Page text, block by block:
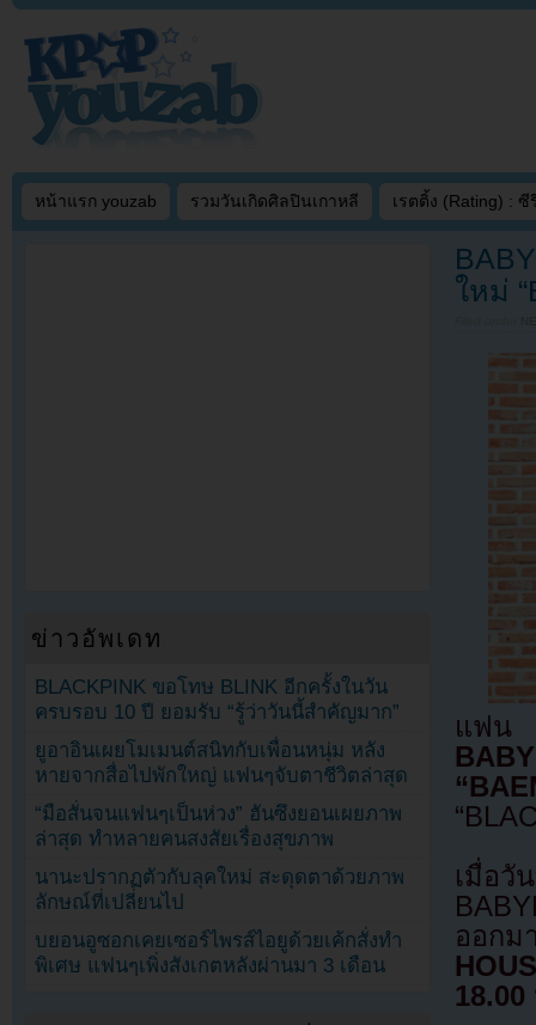
หน้าแรก youzab รวมวันเกิดศิลปินเกาหลี เรตติ้ง (Rating) : ซี
ใหม่
แฟน
เมื่อ
ออก
ข่าวอัพเดท
BLACKPINK ขอโทษ BLINK อีกครั้งในวัน
ครบรอบ 10 ปี ยอมรับ “รู้ว่าวันนี้สำคัญมาก”
ยูอาอินเผยโมเมนต์สนิทกับเพื่อนหนุ่ม หลัง
หายจากสื่อไปพักใหญ่ แฟนๆจับตาชีวิตล่าสุด
“มือสั่นจนแฟนๆเป็นห่วง” ฮันซึงยอนเผยภาพ
ล่าสุด ทำหลายคนสงสัยเรื่องสุขภาพ
นานะปรากฏตัวกับลุคใหม่ สะดุดตาด้วยภาพ
ลักษณ์ที่เปลี่ยนไป
บยอนอูซอกเคยเซอร์ไพรส์ไอยูด้วยเค้กสั่งทำ
พิเศษ แฟนๆเพิ่งสังเกตหลังผ่านมา 3 เดือน